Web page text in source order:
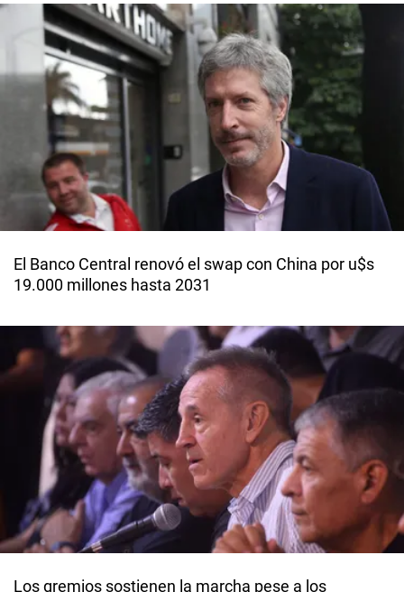
El Banco Central renovó el swap con China por u$s
19.000 millones hasta 2031
Los gremios sostienen la marcha pese a los